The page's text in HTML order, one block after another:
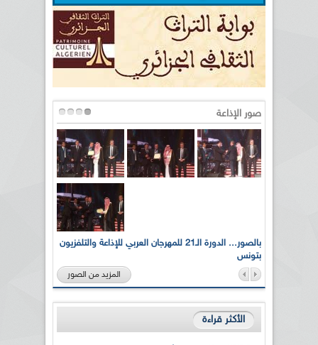
صور الإذاعة
بالصور... الدورة الـ21 للمهرجان العربي للإذاعة والتلفزيون
بتونس
المزيد من الصور
الأكثر قراءة